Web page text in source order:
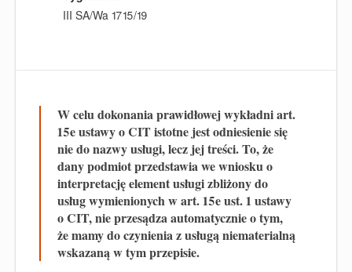
III SA/Wa 1715/19
W celu dokonania prawidłowej wykładni art.
15e ustawy o CIT istotne jest odniesienie się
nie do nazwy usługi, lecz jej treści. To, że
dany podmiot przedstawia we wniosku o
interpretację element usługi zbliżony do
usług wymienionych w art. 15e ust. 1 ustawy
o CIT, nie przesądza automatycznie o tym,
że mamy do czynienia z usługą niematerialną
wskazaną w tym przepisie.